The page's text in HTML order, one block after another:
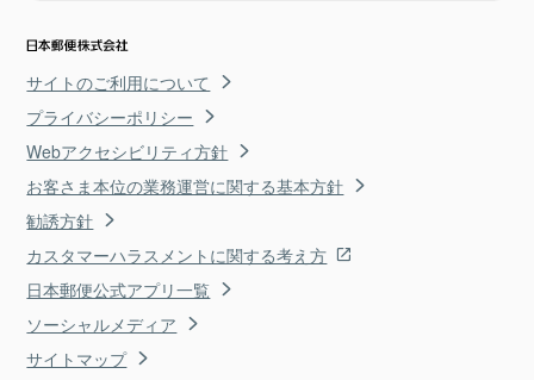
サイトのご利用について
プライバシーポリシー
Webアクセシビリティ方針
お客さま本位の業務運営に関する基本方針
勧誘方針
カスタマーハラスメントに関する考え方
日本郵便公式アプリ一覧
ソーシャルメディア
サイトマップ